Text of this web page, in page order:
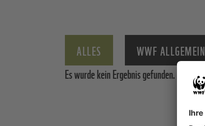
ALLES WWF ALLGEMEIN
Es wurde kein Ergebnis gefunden.